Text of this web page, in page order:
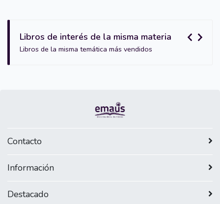
Libros de interés de la misma materia
Libros de la misma temática más vendidos
Contacto
Información
Destacado